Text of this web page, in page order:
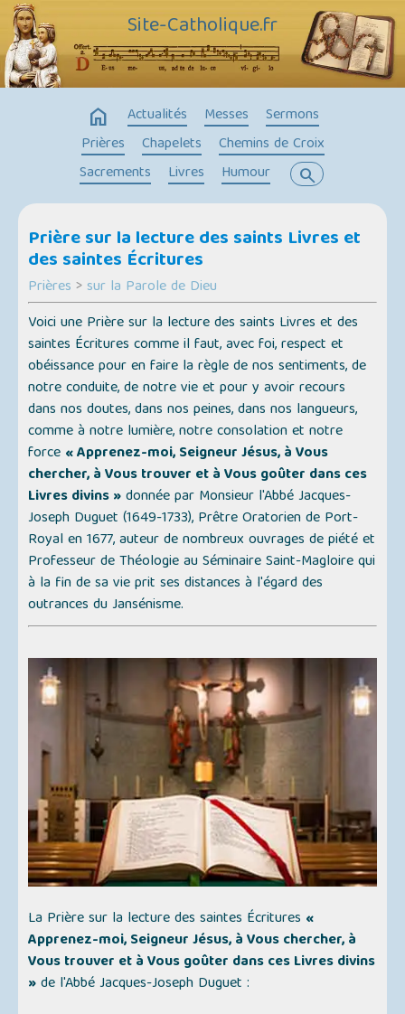
Site-Catholique.fr
home Actualités Messes
Sermons
Prières
Chapelets
Chemins de Croix
Sacrements
Livres Humour search
Prière sur la lecture des saints Livres et
des saintes Écritures
Prières >sur la Parole de Dieu
Voici une Prière sur la lecture des saints Livres et des
saintes Écritures comme il faut, avec foi, respect et
obéissance pour en faire la règle de nos sentiments, de
notre conduite, de notre vie et pour y avoir recours
dans nos doutes, dans nos peines, dans nos langueurs,
comme à notre lumière, notre consolation et notre
force « Apprenez-moi, Seigneur Jésus, à Vous
chercher, à Vous trouver et à Vous goûter dans ces
Livres divins »donnée par Monsieur l'Abbé Jacques-
Joseph Duguet (1649-1733), Prêtre Oratorien de Port-
Royal en 1677, auteur de nombreux ouvrages de piété et
Professeur de Théologie au Séminaire Saint-Magloire qui
à la fin de sa vie prit ses distances à l'égard des
outrances du Jansénisme.
La Prière sur la lecture des saintes Écritures «
Apprenez-moi, Seigneur Jésus, à Vous chercher, à
Vous trouver et à Vous goûter dans ces Livres divins
»de l'Abbé Jacques-Joseph Duguet :